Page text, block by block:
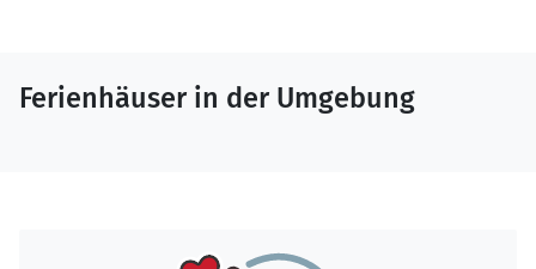
Ferienhäuser in der Umgebung